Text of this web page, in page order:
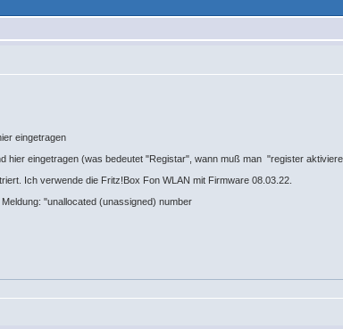
eingetragen
hier eingetragen (was bedeutet "Registar", wann muß man "register
Ich verwende die Fritz!Box Fon WLAN mit Firmware 08.03.22.
"unallocated (unassigned) number